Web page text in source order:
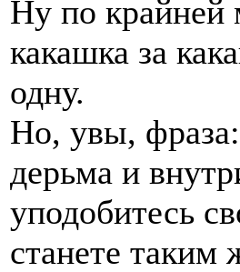
Ну по крайней
какашка за
одну.
Но, увы,
дерьма и
уподобитесь
станете таким